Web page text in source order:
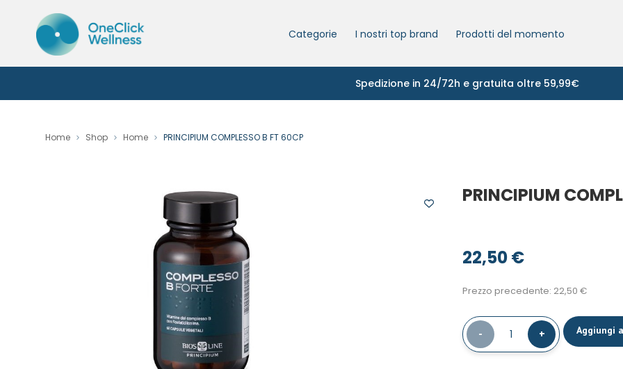
Categorie I nostri top brand Prodotti del momento
Spedizione in 24/72h e gratuita oltre 59,99€
Home Shop Home PRINCIPIUM COMPLESSO B FT 60CP
PRINCIPIUM
22,50€
Prezzo precedente: 22,50 €
- 1 + Aggiungi